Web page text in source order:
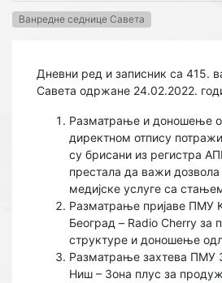
Ванредне седнице Савета
Дневни ред и записник са 415.
Савета одржане 24.02.2022.
Разматрање и доношење
директном отпису
су брисани из регистра
престала да важи
медијске услуге са
Разматрање пријаве ПМУ
Београд – Radio Cherry за
структуре и доношење
Разматрање захтева ПМУ
Ниш – Зона плус за